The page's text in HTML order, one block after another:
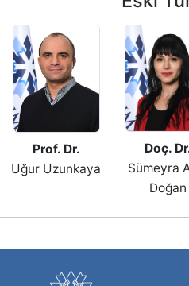
Prof. Dr.
Uğur Uzunkaya
Doç.
Sümeyra
Doğan